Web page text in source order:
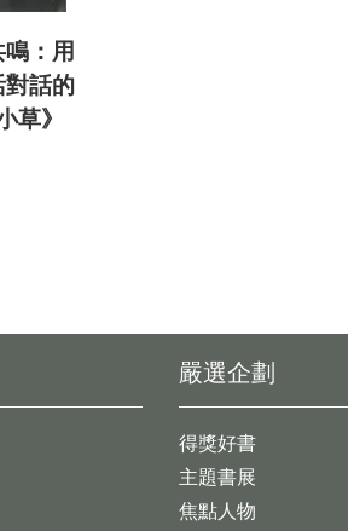
：用
對話的
草》
嚴選企劃
得獎好書
主題書展
焦點人物